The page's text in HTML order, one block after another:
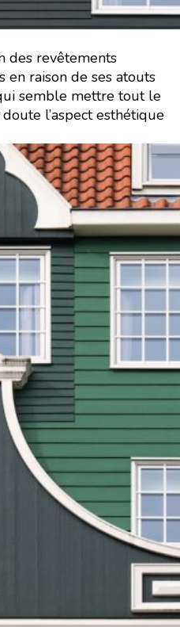
des revêtements
en raison de ses atouts
semble mettre tout le
doute l’aspect esthétique